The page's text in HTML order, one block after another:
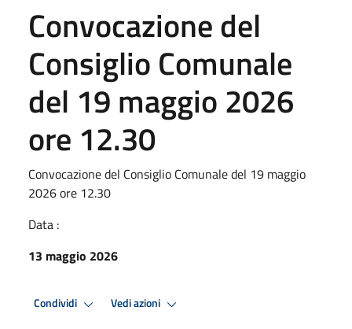
Convocazione del
Consiglio Comunale
del 19 maggio 2026
ore 12.30
Convocazione del Consiglio Comunale del 19 maggio
2026 ore 12.30
Data :
13 maggio 2026
Condividi Vedi azioni